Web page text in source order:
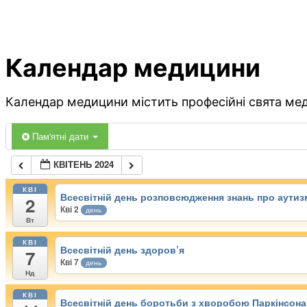
Календар медицини
Календар медицини містить професійні свята
Пам'ятні дати
КВІТЕНЬ 2024
КВІ
2
Вт
Всесвітній день розповсюдження знань про
Кві 2 день
КВІ
7
Нд
Всесвітній день здоров’я
Кві 7 день
КВІ
Всесвітній день боротьби з хворобою Паркінсона